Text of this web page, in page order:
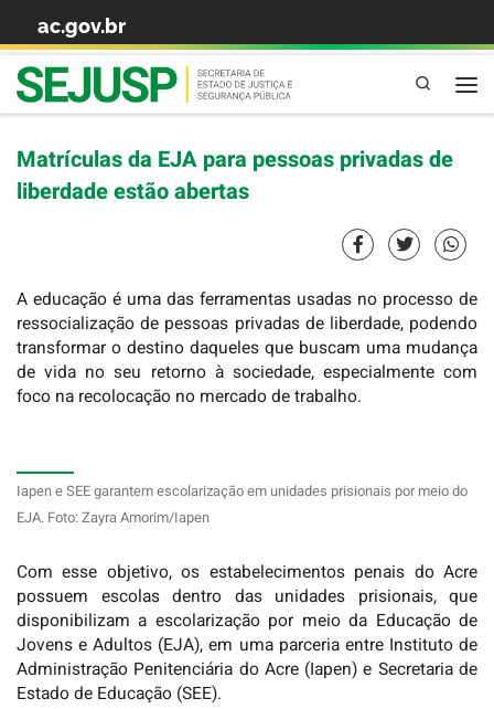
Skip to content
ac.gov.br
Pesquisa
Matrículas da EJA para pessoas privadas de
liberdade estão abertas
A educação é uma das ferramentas usadas no processo de
ressocialização de pessoas privadas de liberdade, podendo
transformar o destino daqueles que buscam uma mudança
de vida no seu retorno à sociedade, especialmente com
foco na recolocação no mercado de trabalho.
Iapen e SEE garantem escolarização em unidades prisionais por meio do
EJA. Foto: Zayra Amorim/Iapen
Com esse objetivo, os estabelecimentos penais do Acre
possuem escolas dentro das unidades prisionais, que
disponibilizam a escolarização por meio da Educação de
Jovens e Adultos (EJA), em uma parceria entre Instituto de
Administração Penitenciária do Acre (Iapen) e Secretaria de
Estado de Educação (SEE).